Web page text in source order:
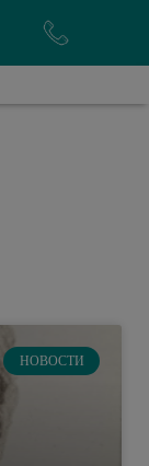
НОВОСТИ